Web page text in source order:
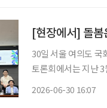
[현장에서] 돌
30일 서울 여의도 국
토론회에서는 지난
2026-06-30 16:07